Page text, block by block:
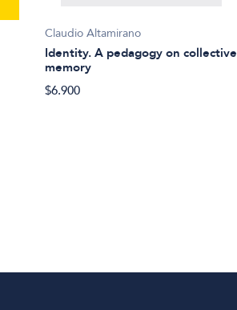
Claudio Altamirano
Identity. A pedagogy on collective
memory
$6.900